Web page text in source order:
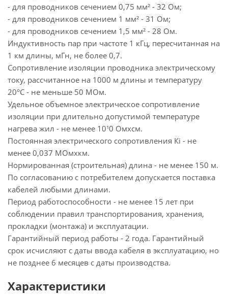
- для проводников сечением 0,75 мм² - 32 Ом;
- для проводников сечением 1 мм² - 31 Ом;
- для проводников сечением 1,5 мм² - 28 Ом.
Индуктивность пар при частоте 1 кГц, пересчитанная на
1 км длины, мГн, не более 0,7.
Сопротивление изоляции проводника электрическому
току, рассчитанное на 1000 м длины и температуру
20°С - не меньше 50 МОм.
Удельное объемное электрическое сопротивление
изоляции при длительно допустимой температуре
нагрева жил - не менее 10¹0 Омхсм.
Постоянная электрического сопротивления Кi - не
менее 0,037 МОмхкм.
Нормированная (строительная) длина - не менее 150 м.
По согласованию с потребителем допускается поставка
кабелей любыми длинами.
Период работоспособности - не менее 15 лет при
соблюдении правил транспортирования, хранения,
прокладки (монтажа) и эксплуатации.
Гарантийный период работы - 2 года. Гарантийный
срок исчисляют с даты ввода кабеля в эксплуатацию, но
не позднее 6 месяцев с даты производства.
Характеристики